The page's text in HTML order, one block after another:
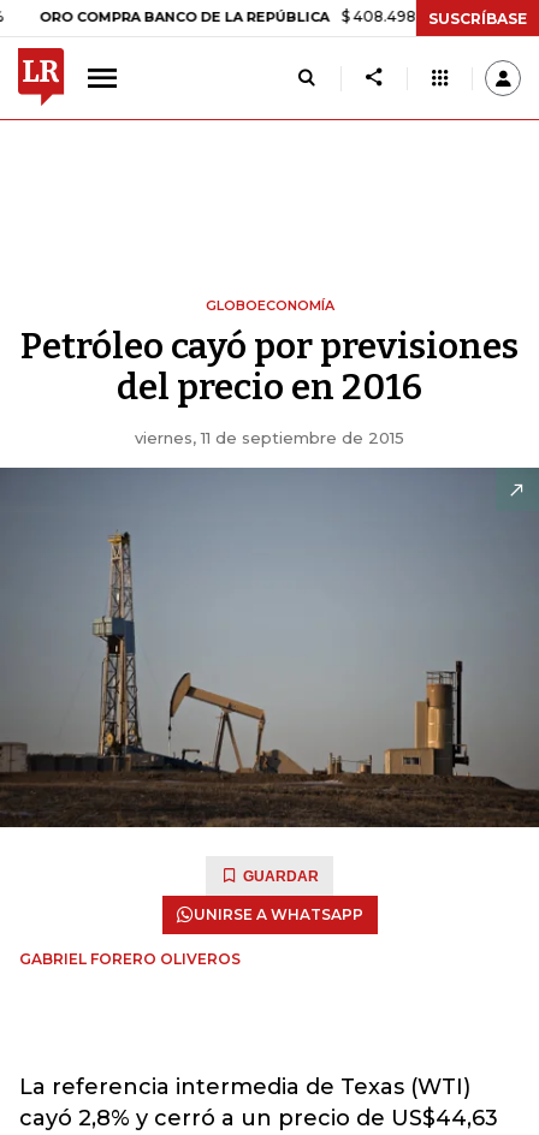
COMPRA BANCO DE LA REPÚBLICA $ 408.498,97 +$ 8.753,81 +2,19%
SUSCRÍBASE
GLOBOECONOMÍA
Petróleo cayó por previsiones
del precio en 2016
viernes, 11 de septiembre de 2015
GUARDAR
UNIRSE A WHATSAPP
GABRIEL FORERO OLIVEROS
La referencia intermedia de Texas (WTI)
cayó 2,8% y cerró a un precio de US$44,63